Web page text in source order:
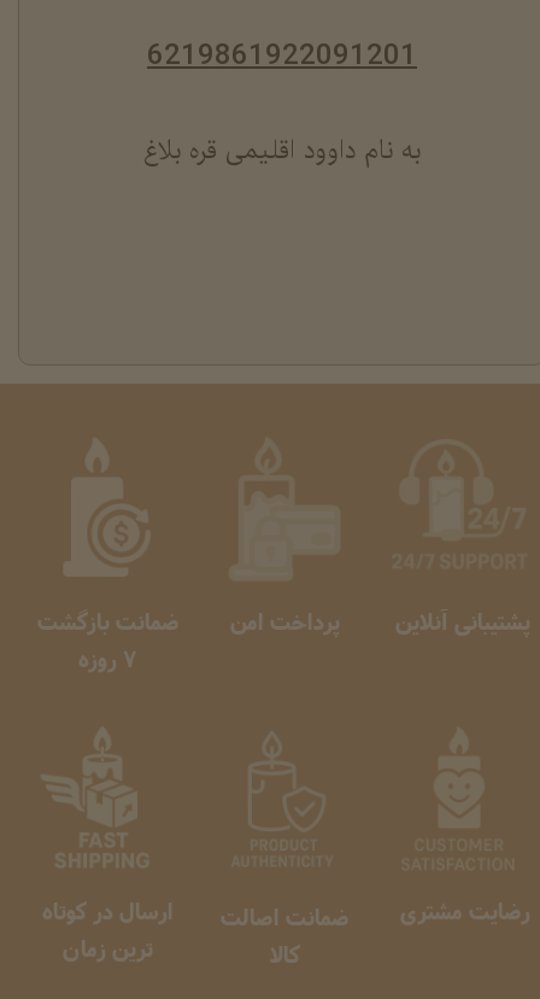
6219861922091201
به نام داوود اقلیمی قره بلاغ
ضمانت بازگشت
پرداخت امن
ارسال در کوتاه
ترین زمان
پشتیبانی آنلاین
رضایت مشتری
ضمانت اصالت
کالا